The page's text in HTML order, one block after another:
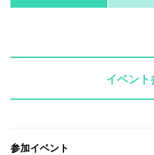
イベン
参加イベント